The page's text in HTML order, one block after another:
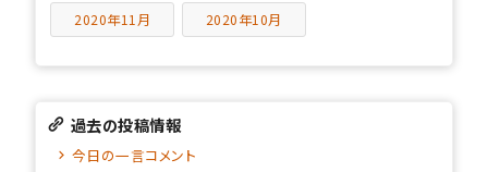
2020年11月 2020年10月
過去の投稿情報
今日の一言コメント